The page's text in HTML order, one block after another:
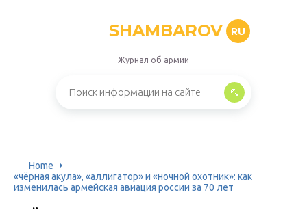
SHAMBAROV RU
Журнал об армии
Home
«чёрная акула», «аллигатор» и «ночной охотник»: как
изменилась армейская авиация россии за 70 лет